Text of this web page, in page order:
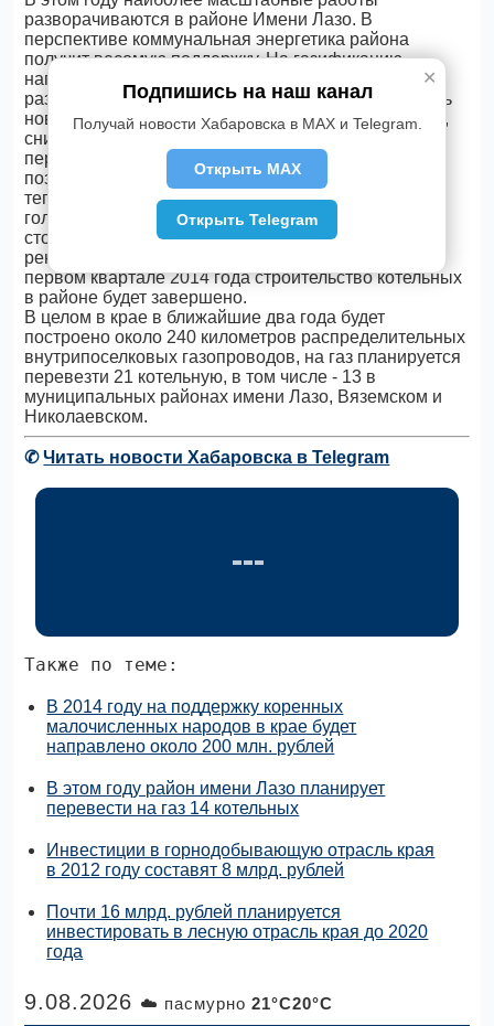
разворачиваются в районе Имени Лазо. В
перспективе коммунальная энергетика района
получит весомую поддержку. На газификацию
направлено около 660 млн рублей из бюджетов
различных уровней. Это позволит построить девять
новых котельных, повысить качество подачи тепла,
снизив затраты на его выработку. На газ будет
переведено 10 населенных пунктов. Газификация
позволит реализовывать проекты по развитию
тепличного овощеводства. Перевод теплиц на
голубое топливо в значительной мере снизит
стоимость тепло - и энергоресурсов, повысит
рентабельность продукции. Планируется, что в
первом квартале 2014 года строительство котельных
в районе будет завершено.
В целом в крае в ближайшие два года будет
построено около 240 километров распределительных
внутрипоселковых газопроводов, на газ планируется
перевезти 21 котельную, в том числе - 13 в
муниципальных районах имени Лазо, Вяземском и
Николаевском.
✆Читать новости Хабаровска в Telegram
Также по теме:
В 2014 году на поддержку коренных
малочисленных народов в крае будет
направлено около 200 млн. рублей
В этом году район имени Лазо планирует
перевести на газ 14 котельных
Инвестиции в горнодобывающую отрасль края
в 2012 году составят 8 млрд. рублей
Почти 16 млрд. рублей планируется
инвестировать в лесную отрасль края до 2020
года
✕
Подпишись на наш канал
Получай новости Хабаровска в MAX и Telegram.
Открыть MAX
Открыть Telegram
9.08.2026 ☁️ пасмурно21°C20°C